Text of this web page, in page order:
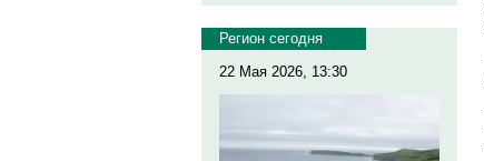
Регион сегодня
22 Мая 2026, 13:30